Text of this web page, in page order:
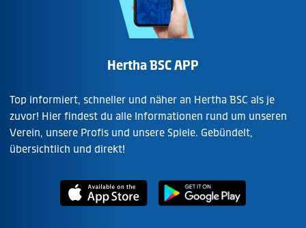
Hertha BSC APP
Top informiert, schneller und näher an Hertha BSC als je
zuvor! Hier findest du alle Informationen rund um unseren
Verein, unsere Profis und unsere Spiele. Gebündelt,
übersichtlich und direkt!